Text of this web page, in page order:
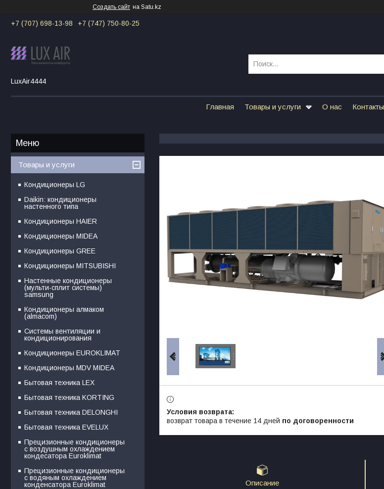
Создать сайт на Satu.kz
+7 (707) 698-13-98 +7 (747) 750-80-25
LuxAir4444
Главная Товары и услуги О нас Контакты
возврат товара в течение 14 дней по договоренности
Описание
Товары и услуги
Кондиционеры LG
Daikin: кондиционеры
настенного типа
Кондиционеры HAIER
Кондиционеры MIDEA
Кондиционеры GREE
Кондиционеры MITSUBISHI
Настенные кондиционеры
(мульти-сплит системы)
samsung
Кондиционеры алмаком
(almacom)
Системы вентиляции и
кондиционирования
Кондиционеры EUROKLIMAT
Кондиционеры MDV MIDEA
Бытовая техника LEX
Бытовая техника KORTING
Бытовая техника DELONGHI
Бытовая техника EVELUX
Прецизионные кондиционеры
с воздушным охлаждением
кондесатора Euroklimat
Прецизионные кондиционеры
с водяным охлаждением
конденсатора Euroklimat